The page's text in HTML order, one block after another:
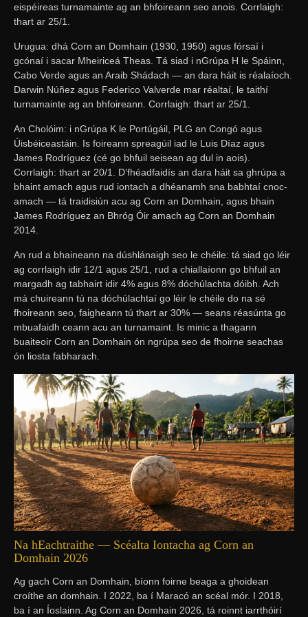
eispéireas turnamainte ag an bhfoireann seo anois. Corrlaigh:
thart ar 25/1.
Urugua: dhá Corn an Domhain (1930, 1950) agus fórsaí i
gcónaí i sacar Mheiriceá Theas. Tá siad i nGrúpa H le Spáinn,
Cabo Verde agus an Araib Shádach — an dara háit is réalaíoch.
Darwin Núñez agus Federico Valverde mar réaltaí, le taithí
turnamainte ag an bhfoireann. Corrlaigh: thart ar 25/1.
An Cholóim: i nGrúpa K le Portúgáil, PLG an Congó agus
Úisbéiceastáin. Is foireann spreagúil iad le Luis Díaz agus
James Rodríguez (cé go bhfuil seisean ag dul in aois).
Corrlaigh: thart ar 20/1. D’fhéadfaidís an dara háit sa ghrúpa a
bhaint amach agus rud iontach a dhéanamh sna babhtaí cnoc-
amach — tá traidisiún acu ag Corn an Domhain, agus bhain
James Rodríguez an Bhróg Óir amach ag Corn an Domhain
2014.
An rud a bhaineann na dúshlánaigh seo le chéile: tá siad go léir
ag corrlaigh idir 12/1 agus 25/1, rud a chiallaíonn go bhfuil an
margadh ag tabhairt idir 4% agus 8% dóchúlachta dóibh. Ach
má chuireann tú na dóchúlachtaí go léir le chéile do na sé
fhoireann seo, faigheann tú thart ar 30% — seans réasúnta go
mbuafaidh ceann acu an turnamaint. Is minic a thagann
buaiteoir Corn an Domhain ón ngrúpa seo de fhoirne seachas
ón liosta fabharach.
Na hEachtraithe — Scéalta Iontacha ag Corn an
Domhain 2026
Ag gach Corn an Domhain, bíonn foirne beaga a ghoidean
croíthe an domhain. I 2022, ba í Maracó an scéal mór. I 2018,
ba í an Íoslainn. Ag Corn an Domhain 2026, tá roinnt iarrthóirí